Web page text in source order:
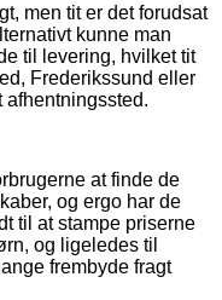
men tit er det forudsat
kunne man
til levering, hvilket tit
Frederikssund eller
afhentningssted.
at finde de
og ergo har de
til at stampe priserne
og ligeledes til
frembyde fragt